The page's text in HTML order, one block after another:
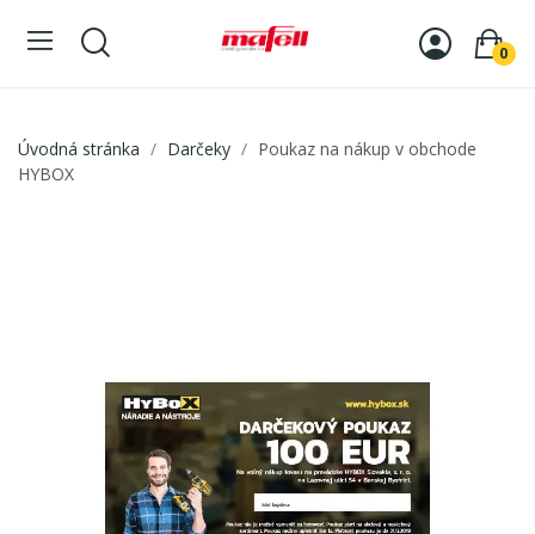
0
Úvodná stránka Darčeky
Poukaz na nákup v obchode
HYBOX